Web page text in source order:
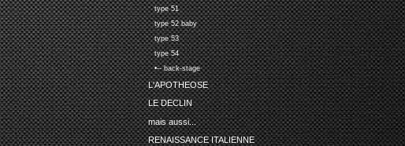
type 51
type 52 baby
type 53
type 54
•-- back-stage
L'APOTHEOSE
LE DECLIN
mais aussi...
RENAISSANCE ITALIENNE